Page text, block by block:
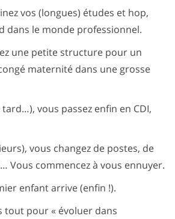
vos (longues) études et hop,
dans le monde professionnel.
une petite structure pour un
maternité dans une grosse
vous passez enfin en CDI,
vous changez de postes, de
Vous commencez à vous ennuyer.
enfant arrive (enfin !).
tout pour « évoluer dans